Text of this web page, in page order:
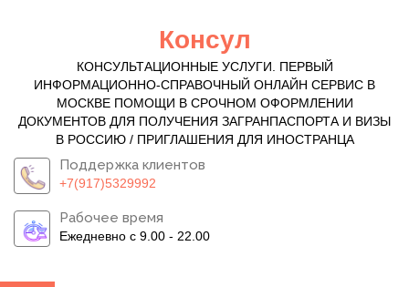
Консул
КОНСУЛЬТАЦИОННЫЕ УСЛУГИ. ПЕРВЫЙ
ИНФОРМАЦИОННО-СПРАВОЧНЫЙ ОНЛАЙН СЕРВИС В
МОСКВЕ ПОМОЩИ В СРОЧНОМ ОФОРМЛЕНИИ
ДОКУМЕНТОВ ДЛЯ ПОЛУЧЕНИЯ ЗАГРАНПАСПОРТА И ВИЗЫ
В РОССИЮ / ПРИГЛАШЕНИЯ ДЛЯ ИНОСТРАНЦА
Поддержка клиентов
+7(917)5329992
Рабочее время
Ежедневно с 9.00 - 22.00